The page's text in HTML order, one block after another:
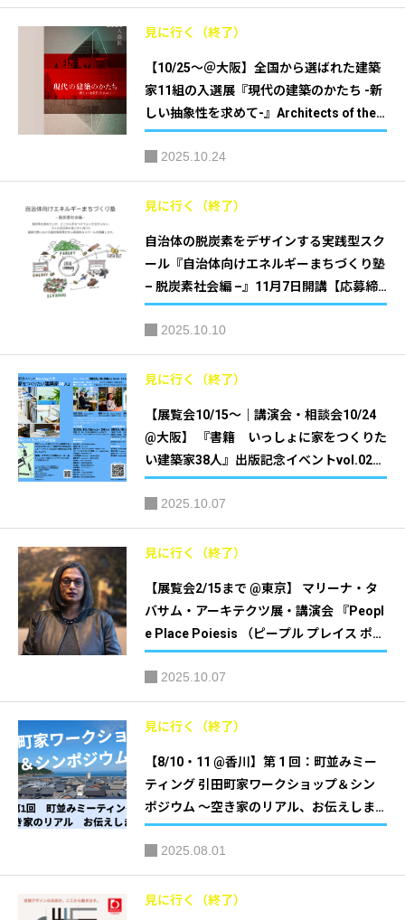
究室
見に行く（終了）
【10/25～＠大阪】全国から選ばれた建築
家11組の入選展『現代の建築のかたち -新
しい抽象性を求めて-』Architects of the Y
ear 入選展 ｜主催：一般社団法人 日本建
築設計学会
2025.10.24
見に行く（終了）
自治体の脱炭素をデザインする実践型スク
ール『自治体向けエネルギーまちづくり塾
– 脱炭素社会編 –』11月7日開講【応募締
切10/31｜オンライン＋合宿研修】
2025.10.10
見に行く（終了）
【展覧会10/15～｜講演会・相談会10/24
@大阪】 『書籍 いっしょに家をつくりた
い建築家38人』出版記念イベントvol.02｜
日本建築家協会 近畿支部 住宅部会
2025.10.07
見に行く（終了）
【展覧会2/15まで @東京】 マリーナ・タ
バサム・アーキテクツ展・講演会 『Peopl
e Place Poiesis （ピープル プレイス ポイ
エーシス） 』｜TOTOギャラリー・間
2025.10.07
見に行く（終了）
【8/10・11 @香川】第 1 回：町並みミー
ティング 引田町家ワークショップ＆シン
ポジウム 〜空き家のリアル、お伝えしま
す〜｜主催：東かがわ市引田 町家マッチ
ングプロジェクト（通称：マチマチ）
2025.08.01
見に行く（終了）